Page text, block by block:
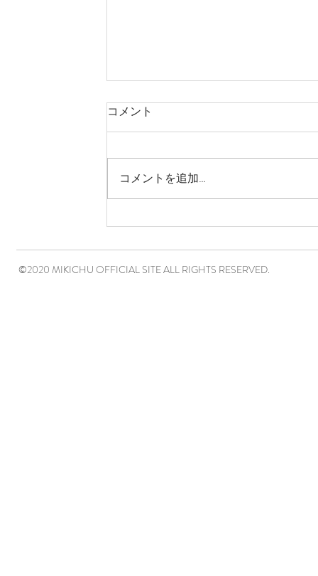
コメント
コメントを追加…
©2020 MIKICHU OFFICIAL SITE ALL RIGHTS RESERVED.